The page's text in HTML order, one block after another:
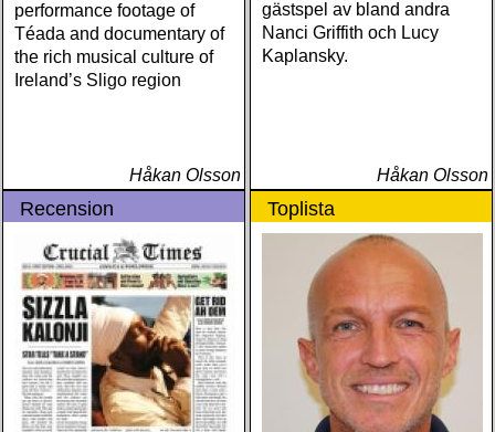
performance footage of
Téada and documentary of
the rich musical culture of
Ireland’s Sligo region
Håkan Olsson
gästspel av bland andra
Nanci Griffith och Lucy
Kaplansky.
Håkan Olsson
Recension Toplista